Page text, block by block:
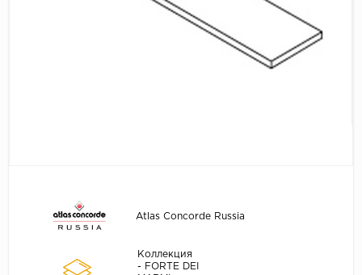
Atlas Concorde Russia
Коллекция
- FORTE DEI